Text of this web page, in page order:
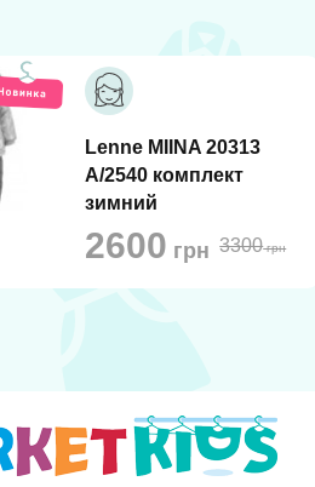
Lenne MIINA 20313
A/2540 комплект
зимний
2600 грн 3300грн